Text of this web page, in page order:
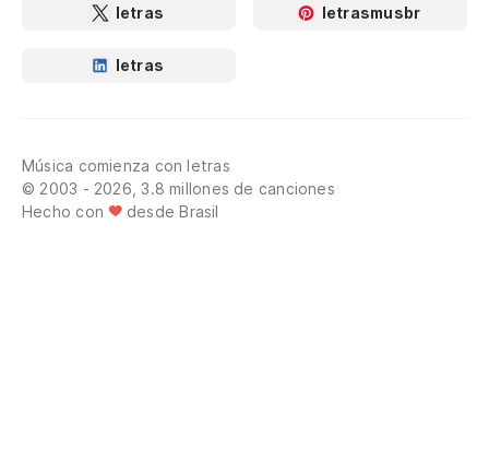
letras letrasmusbr
letras
Música comienza con letras
© 2003 - 2026, 3.8 millones de canciones
Hecho con
desde Brasil